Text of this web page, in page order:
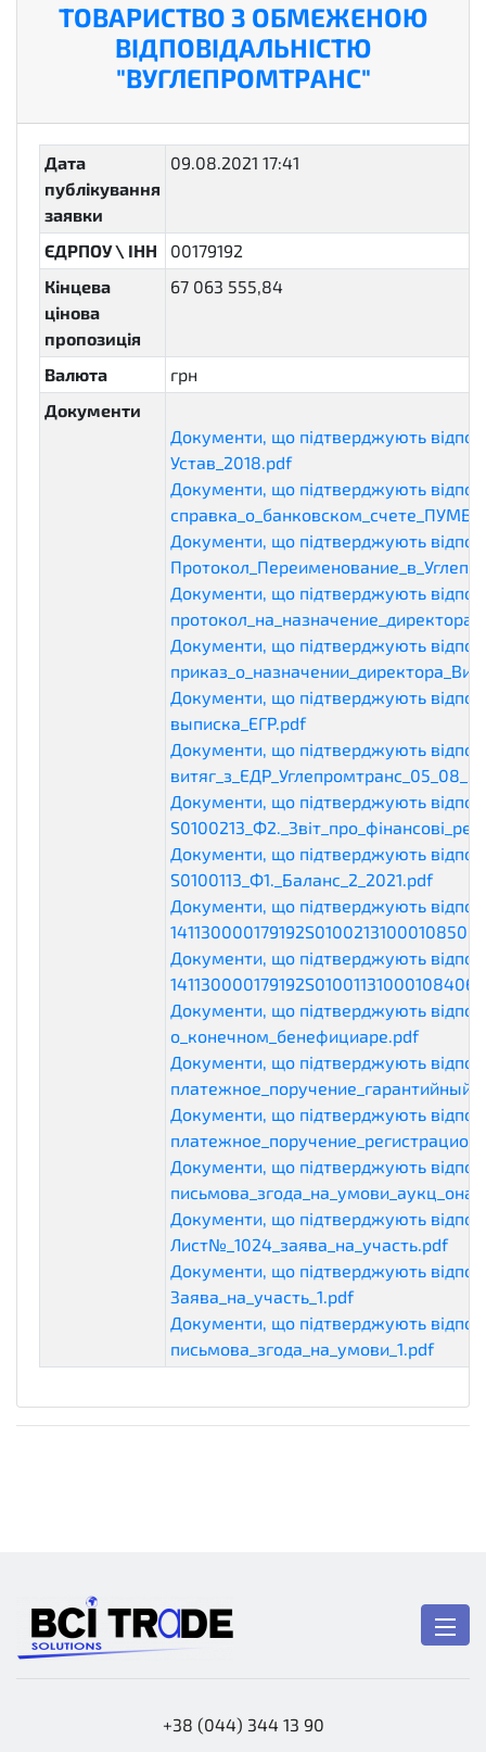
ТОВАРИСТВО З ОБМЕЖЕНОЮ
ВІДПОВІДАЛЬНІСТЮ
"ВУГЛЕПРОМТРАНС"
Дата
публікування
заявки
09.08.2021 17:41
ЄДРПОУ \ ІНН
00179192
Кінцева
цінова
пропозиція
67 063 555,84
Валюта
грн
Документи
Документи, що підтверджують
Устав_2018.pdfeligibilityDocuments
Документи, що підтверджують
Документи, що підтверджують
Документи, що підтверджують
Документи, що підтверджують
Документи, що підтверджують
выписка_ЕГР.pdfeligibilityDocuments
Документи, що підтверджують
Документи, що підтверджують
Документи, що підтверджують
S0100113_Ф1._Баланс_2_2021.pdf
Документи, що підтверджують
Документи, що підтверджують
Документи, що підтверджують
о_конечном_бенефициаре.pdf
Документи, що підтверджують
Документи, що підтверджують
Документи, що підтверджують
Документи, що підтверджують
Лист№_1024_заява_на_участь.pdf
Документи, що підтверджують
Заява_на_участь_1.pdf
Документи, що підтверджують
письмова_згода_на_умови_1.pdf
+38 (044) 344 13 90